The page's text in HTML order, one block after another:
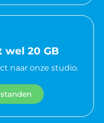
20 GB
naar onze studio.